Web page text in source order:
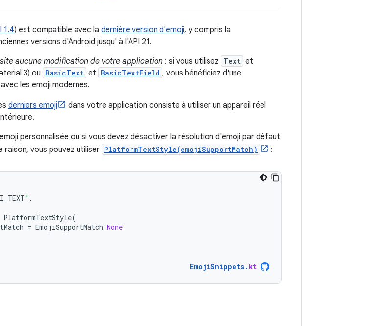
1.4) est compatible avec la dernière version d'emoji, y compris la
versions d'Android jusqu' à l'API 21.
aucune modification de votre application : si vous utilisez Text et
3) ou BasicText et BasicTextField , vous bénéficiez d'une
les emoji modernes.
derniers emoji
dans votre application consiste à utiliser un appareil réel
personnalisée ou si vous devez désactiver la résolution d'emoji par défaut
raison, vous pouvez utiliser PlatformTextStyle(emojiSupportMatch) :
" ,
PlatformTextStyle(
= EmojiSupportMatch .None
EmojiSnippets. kt